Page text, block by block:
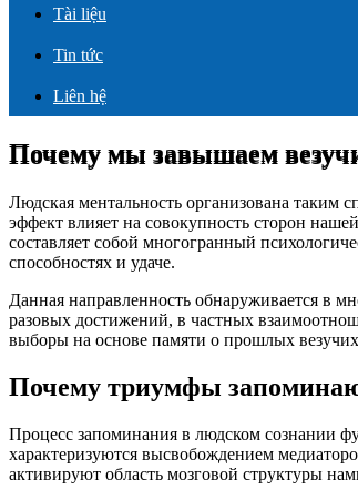
Tài liệu
Tin tức
Liên hệ
Почему мы завышаем
Почему мы завышаем
Людская ментальность организована
эффект влияет на совокупность сторон
составляет собой многогранный
способностях и удаче.
Данная направленность обнаруживается в
разовых достижений, в частных
выборы на основе памяти о прошлых
Почему триумфы
Процесс запоминания в людском сознании
характеризуются высвобождением
активируют область мозговой структуры